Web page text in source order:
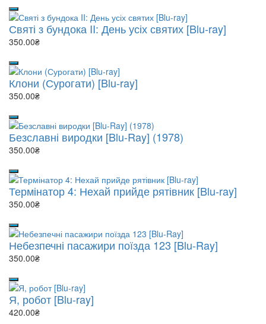
Святі з бундока II: День усіх святих [Blu-ray]
350.00₴
Клони (Сурогати) [Blu-ray]
350.00₴
Безславні виродки [Blu-Ray] (1978)
350.00₴
Термінатор 4: Нехай прийде рятівник [Blu-ray]
350.00₴
Небезпечні пасажири поїзда 123 [Blu-Ray]
350.00₴
Я, робот [Blu-ray]
420.00₴